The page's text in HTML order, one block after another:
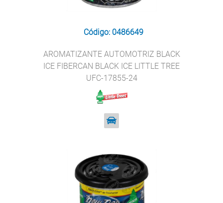
Código: 0486649
AROMATIZANTE AUTOMOTRIZ BLACK
ICE FIBERCAN BLACK ICE LITTLE TREE
UFC-17855-24